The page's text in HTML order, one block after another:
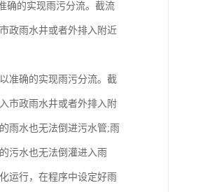
确的实现雨污分流。截流
政雨水井或者外排入附近
准确的实现雨污分流。截
市政雨水井或者外排入附
雨水也无法倒进污水管;雨
污水也无法倒灌进入雨
运行，在程序中设定好雨